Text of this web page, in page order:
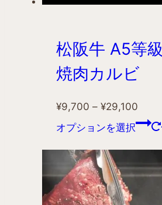
松阪牛 A5等級
焼肉カルビ
¥9,700 – ¥29,100
オプションを選択